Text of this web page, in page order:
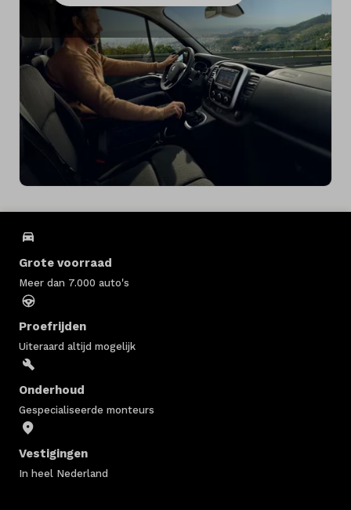
Grote voorraad
Meer dan 7.000 auto's
Proefrijden
Uiteraard altijd mogelijk
Onderhoud
Gespecialiseerde monteurs
Vestigingen
In heel Nederland